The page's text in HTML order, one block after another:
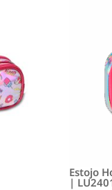
Estojo
|